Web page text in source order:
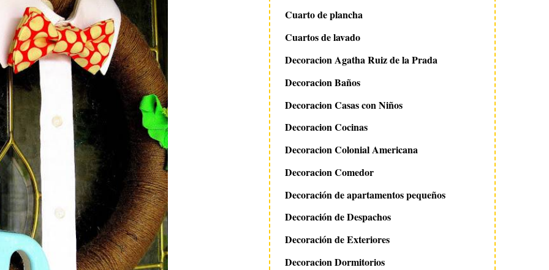
Cuarto de plancha
Cuartos de lavado
Decoracion Agatha Ruiz de la Prada
Decoracion Baños
Decoracion Casas con Niños
Decoracion Cocinas
Decoracion Colonial Americana
Decoracion Comedor
Decoración de apartamentos pequeños
Decoración de Despachos
Decoración de Exteriores
Decoracion Dormitorios